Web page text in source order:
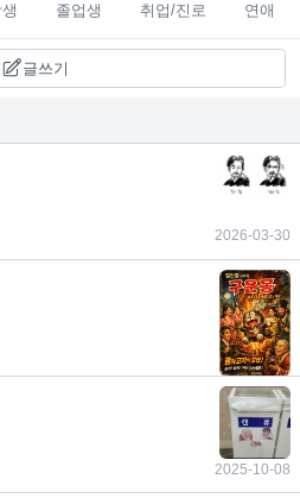
졸업생 취업/진로 연애
글쓰기
2026-03-30
2025-12-21
2025-10-08